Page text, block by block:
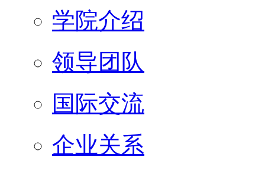
学院介绍
领导团队
国际交流
企业关系